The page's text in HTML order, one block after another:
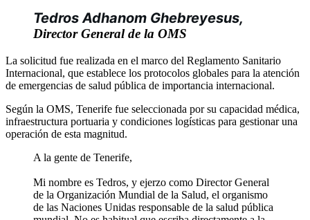
Director General de la OMS
La solicitud fue realizada en el marco del Reglamento Sanitario
Internacional, que establece los protocolos globales para la atención
de emergencias de salud pública de importancia internacional.
Según la OMS, Tenerife fue seleccionada por su capacidad médica,
infraestructura portuaria y condiciones logísticas para gestionar una
operación de esta magnitud.
A la gente de Tenerife,
Mi nombre es Tedros, y ejerzo como Director General
de la Organización Mundial de la Salud, el organismo
de las Naciones Unidas responsable de la salud pública